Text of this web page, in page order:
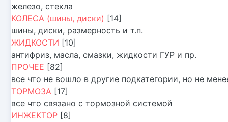
железо, стекла
КОЛЕСА (шины, диски) [14]
шины, диски, размерность и т.п.
ЖИДКОСТИ [10]
антифриз, масла, смазки, жидкости ГУР и пр.
ПРОЧЕЕ [82]
все что не вошло в другие подкатегории, но не
ТОРМОЗА [17]
все что связано с тормозной системой
ИНЖЕКТОР [8]